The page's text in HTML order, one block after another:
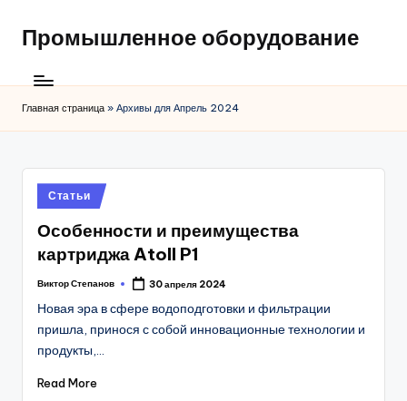
Промышленное оборудование
Главная страница » Архивы для Апрель 2024
Posted
in
Статьи
Особенности и преимущества
картриджа Atoll P1
Posted
Виктор Степанов 30 апреля 2024
Новая эра в сфере водоподготовки и фильтрации
пришла, принося с собой инновационные технологии и
продукты,…
Read More